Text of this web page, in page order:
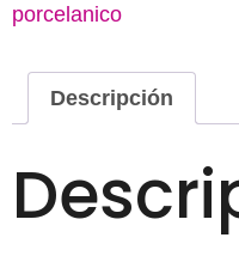
porcelanico
Descripción